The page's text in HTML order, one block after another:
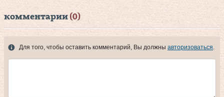
комментарии (0)
Для того, чтобы оставить комментарий, Вы должны авторизоваться.